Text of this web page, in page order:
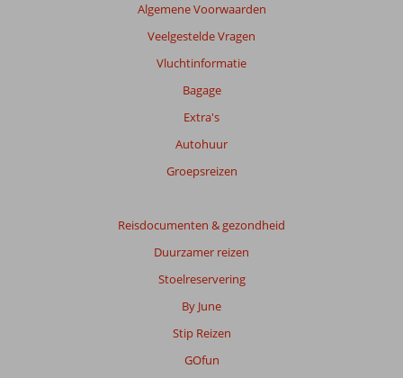
Algemene Voorwaarden
Veelgestelde Vragen
Vluchtinformatie
Bagage
Extra's
Autohuur
Groepsreizen
Reisdocumenten & gezondheid
Duurzamer reizen
Stoelreservering
By June
Stip Reizen
GOfun